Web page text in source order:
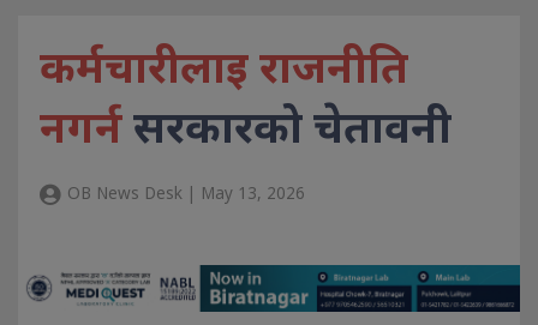
कर्मचारीलाइ राजनीति
नगर्नसरकारको चेतावनी
OB News Desk | May 13, 2026